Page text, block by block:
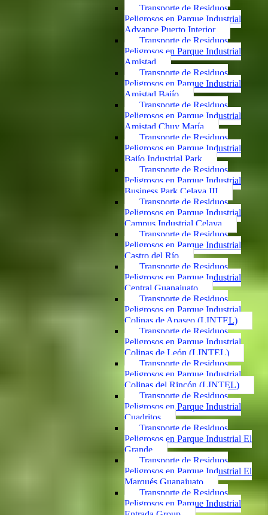
Transporte de Residuos
Peligrosos en Parque Industrial
Advance Puerto Interior
Transporte de Residuos
Peligrosos en Parque Industrial
Amistad
Transporte de Residuos
Peligrosos en Parque Industrial
Amistad Bajío
Transporte de Residuos
Peligrosos en Parque Industrial
Amistad Chuy María
Transporte de Residuos
Peligrosos en Parque Industrial
Bajío Industrial Park
Transporte de Residuos
Peligrosos en Parque Industrial
Business Park Celaya III
Transporte de Residuos
Peligrosos en Parque Industrial
Campus Industrial Celaya
Transporte de Residuos
Peligrosos en Parque Industrial
Castro del Río
Transporte de Residuos
Peligrosos en Parque Industrial
Central Guanajuato
Transporte de Residuos
Peligrosos en Parque Industrial
Colinas de Apaseo (LINTEL)
Transporte de Residuos
Peligrosos en Parque Industrial
Colinas de León (LINTEL)
Transporte de Residuos
Peligrosos en Parque Industrial
Colinas del Rincón (LINTEL)
Transporte de Residuos
Peligrosos en Parque Industrial
Cuadritos
Transporte de Residuos
Peligrosos en Parque Industrial El
Grande
Transporte de Residuos
Peligrosos en Parque Industrial El
Marqués Guanajuato
Transporte de Residuos
Peligrosos en Parque Industrial